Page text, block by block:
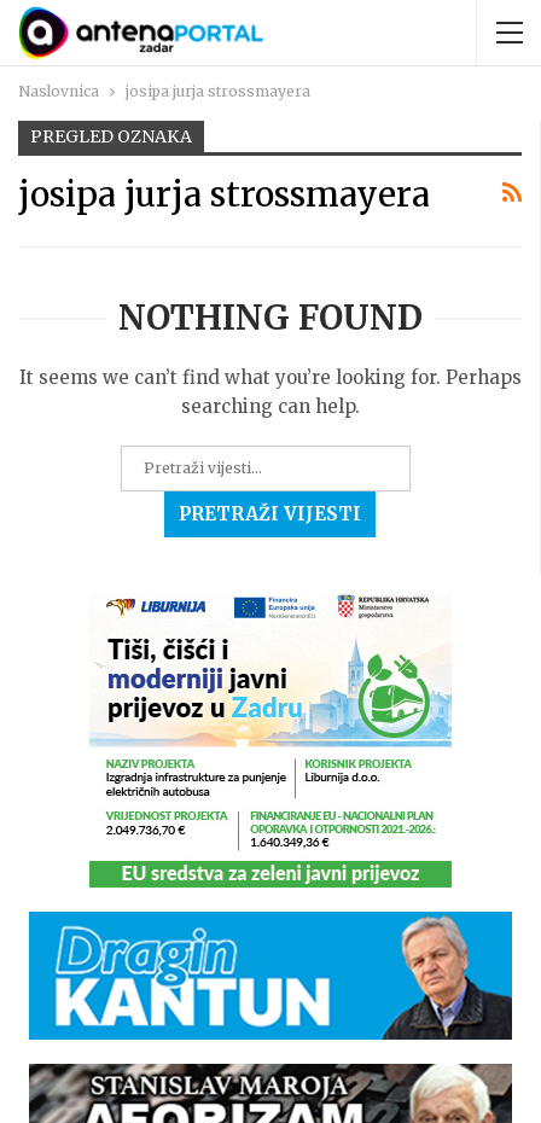
Naslovnica josipa jurja strossmayera
PREGLED OZNAKA
josipa jurja strossmayera
NOTHING FOUND
It seems we can’t find what you’re looking for. Perhaps
searching can help.